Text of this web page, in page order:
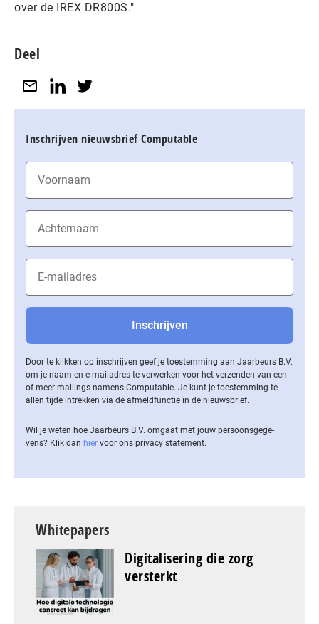
over de IREX DR800S."
Deel
Inschrijven nieuwsbrief Computable
Door te klikken op inschrijven geef je toestemming aan Jaarbeurs B.V.
om je naam en e-mailadres te verwerken voor het verzenden van een
of meer mailings namens Computable. Je kunt je toestemming te
allen tijde intrekken via de af­meld­func­tie in de nieuwsbrief.
Wil je weten hoe Jaarbeurs B.V. omgaat met jouw per­soons­ge­ge­
vens? Klik dan hier voor ons privacy statement.
Whitepapers
Digitalisering die zorg
versterkt